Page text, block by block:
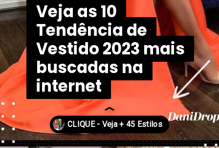
Veja as 10
Tendência de
Vestido 2023 mais
buscadas na
internet
Veja as 10
Tendência de
Vestido 2023 mais
buscadas na
internet